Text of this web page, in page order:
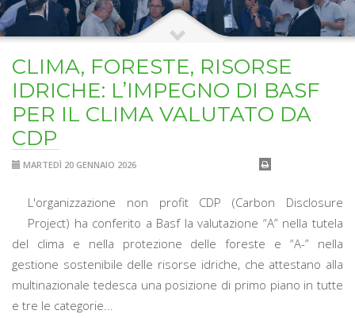
CLIMA, FORESTE, RISORSE
IDRICHE: L’IMPEGNO DI BASF
PER IL CLIMA VALUTATO DA
CDP
MARTEDÌ 20 GENNAIO 2026
L'organizzazione non profit CDP (Carbon Disclosure
Project) ha conferito a Basf la valutazione “A” nella tutela
del clima e nella protezione delle foreste e “A-” nella
gestione sostenibile delle risorse idriche, che attestano alla
multinazionale tedesca una posizione di primo piano in tutte
e tre le categorie...